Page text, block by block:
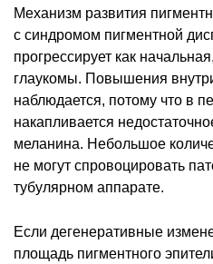
Механизм развития
с синдромом пигментной
прогрессирует как
глаукомы. Повышения
наблюдается, потому что в
накапливается
меланина. Небольшое
не могут спровоцировать
тубулярном аппарате.
Если дегенеративные
площадь пигментного